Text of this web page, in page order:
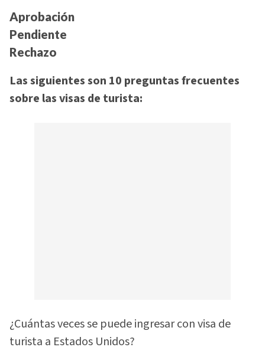
Aprobación
Pendiente
Rechazo
Las siguientes son 10 preguntas frecuentes
sobre las visas de turista:
¿Cuántas veces se puede ingresar con visa de
turista a Estados Unidos?